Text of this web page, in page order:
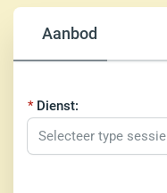
Aanbod
Dienst:
Selecteer type sessie